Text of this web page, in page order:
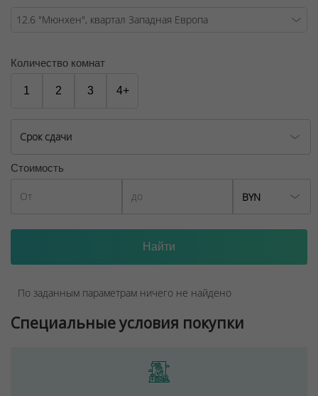
04.09.2025
Количество комнат
1 2 3 4+
Срок сдачи
Стоимость
BYN
По заданным параметрам ничего не найдено
Специальные условия покупки